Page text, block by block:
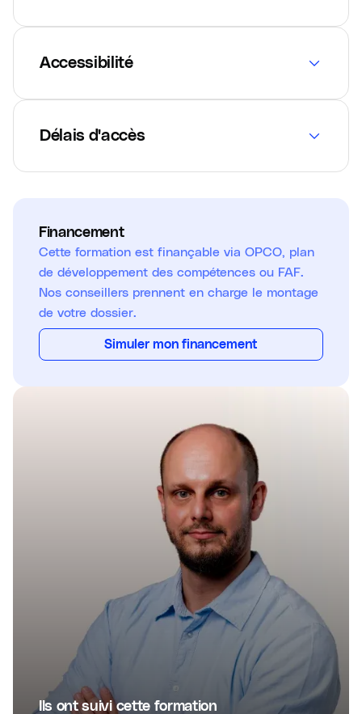
Accessibilité
Délais d'accès
Financement
Cette formation est finançable via OPCO, plan
de développement des compétences ou FAF.
Nos conseillers prennent en charge le montage
de votre dossier.
Simuler mon financement
Ils ont suivi cette formation